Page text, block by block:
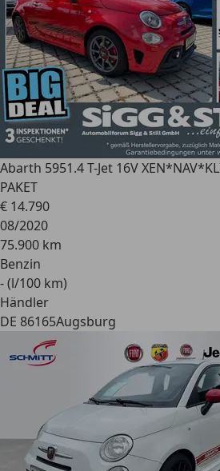
Abarth 5951.4 T-Jet 16V
PAKET
€ 14.790
08/2020
75.900 km
Benzin
- (l/100 km)
Händler
DE 86165Augsburg